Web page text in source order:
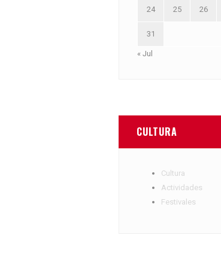
24 25 26
31
« Jul
CULTURA
Cultura
Actividades
Festivales